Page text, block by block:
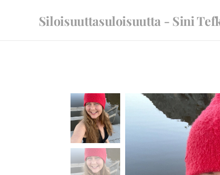
Siloisuuttasuloisuutta - Sini